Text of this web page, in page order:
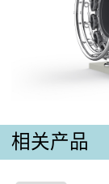
相关产品